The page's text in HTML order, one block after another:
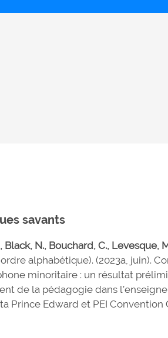
savants
Black, N., Bouchard, C., Levesque,
ordre alphabétique). (2023a, juin).
minoritaire : un résultat
de la pédagogie dans
Prince Edward et PEI